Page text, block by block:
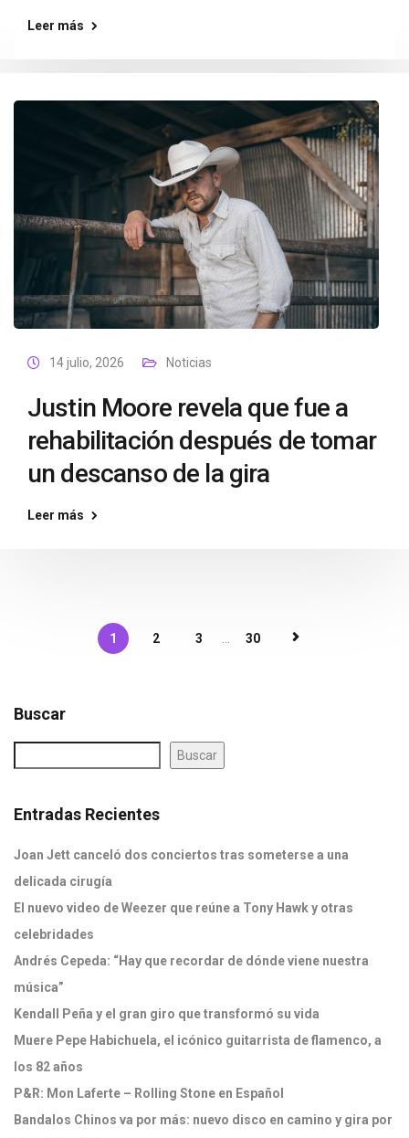
Leer más
14 julio, 2026 Noticias
Justin Moore revela que fue a
rehabilitación después de tomar
un descanso de la gira
Leer más
1 2 3 30
Buscar
Buscar
Entradas Recientes
Joan Jett canceló dos conciertos tras someterse a una
delicada cirugía
El nuevo video de Weezer que reúne a Tony Hawk y otras
celebridades
Andrés Cepeda: “Hay que recordar de dónde viene nuestra
música”
Kendall Peña y el gran giro que transformó su vida
Muere Pepe Habichuela, el icónico guitarrista de flamenco, a
los 82 años
P&R: Mon Laferte – Rolling Stone en Español
Bandalos Chinos va por más: nuevo disco en camino y gira por